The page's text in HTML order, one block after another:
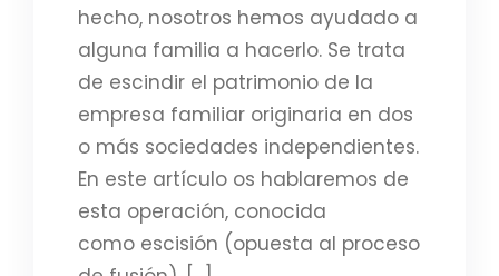
hecho, nosotros hemos ayudado a
alguna familia a hacerlo. Se trata
de escindir el patrimonio de la
empresa familiar originaria en dos
o más sociedades independientes.
En este artículo os hablaremos de
esta operación, conocida
como escisión (opuesta al proceso